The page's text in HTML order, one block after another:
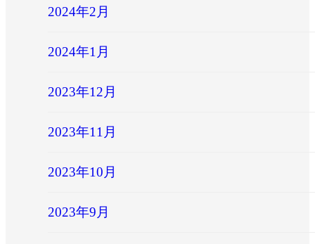
2024年2月
2024年1月
2023年12月
2023年11月
2023年10月
2023年9月